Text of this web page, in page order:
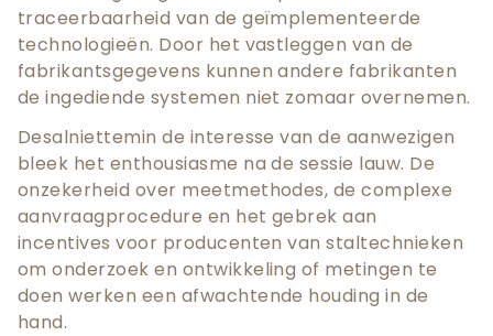
traceerbaarheid van de geïmplementeerde
technologieën. Door het vastleggen van de
fabrikantsgegevens kunnen andere fabrikanten
de ingediende systemen niet zomaar overnemen.
Desalniettemin de interesse van de aanwezigen
bleek het enthousiasme na de sessie lauw. De
onzekerheid over meetmethodes, de complexe
aanvraagprocedure en het gebrek aan
incentives voor producenten van staltechnieken
om onderzoek en ontwikkeling of metingen te
doen werken een afwachtende houding in de
hand.